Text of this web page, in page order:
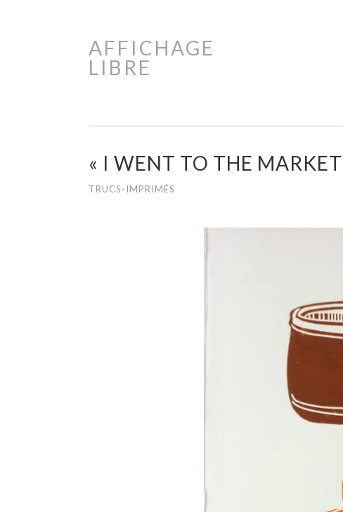
Aller
AFFICHAGE
LIBRE
« I WENT TO THE
TRUCS-IMPRIMÉS